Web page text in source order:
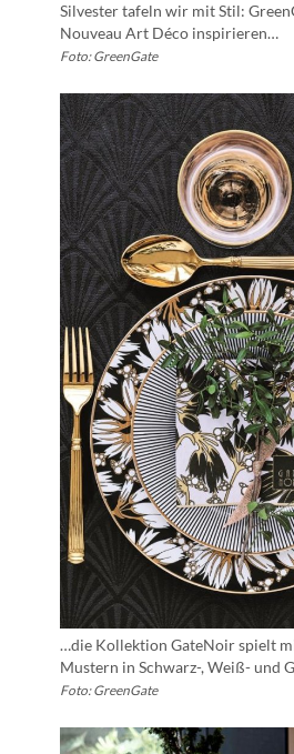
Silvester tafeln wir mit Stil:
Nouveau Art Déco inspirieren…
Foto: GreenGate
…die Kollektion GateNoir spielt
Mustern in Schwarz-, Weiß- und
Foto: GreenGate